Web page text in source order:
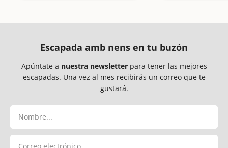
Escapada amb nens en tu buzón
Apúntate a nuestra newsletterpara tener las mejores
escapadas. Una vez al mes recibirás un correo que te
gustará.